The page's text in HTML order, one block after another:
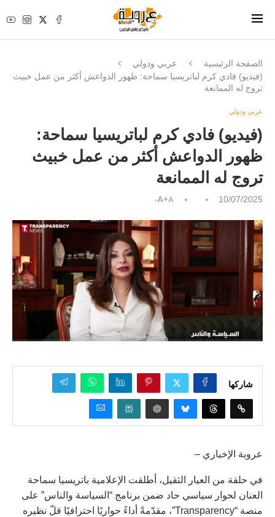
الصفحة الرئيسية
عربي ودولي
(فيديو) فادي كرم لباتريسيا سماحة: ظهور الدواعش أكثر من عمل خبيث
تروج له الممانعة
عربي ودولي
(فيديو) فادي كرم لباتريسيا سماحة:
ظهور الدواعش أكثر من عمل خبيث
تروج له الممانعة
10/07/2025
A+A-
شاركها
عروبة الإخباري –
في حلقة من العيار الثقيل، أطلقت الإعلامية باتريسيا سماحة
العنان لحوار سياسي حاد ضمن برنامج “السياسة والناس” على
منصة “Transparency”، مقدّمةً أداءً حواريًا احترافيًا قلّ نظيره